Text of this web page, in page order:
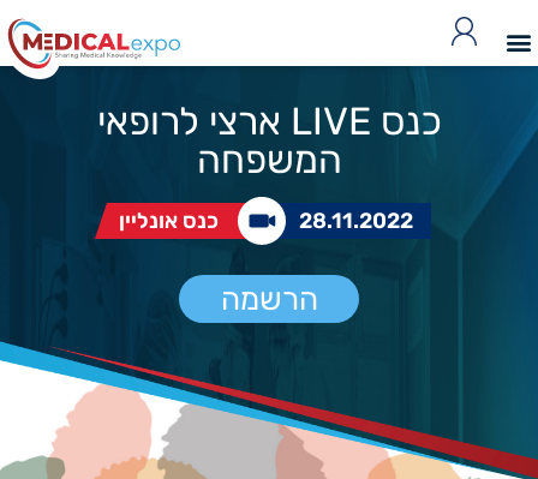
כנס LIVE ארצי לרופאי
המשפחה
28.11.2022 כנס אונליין
הרשמה